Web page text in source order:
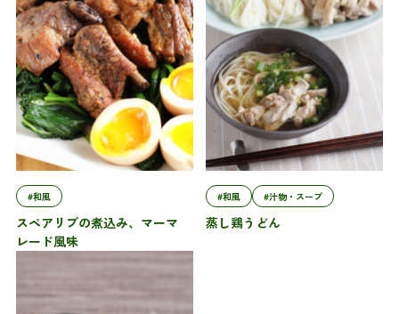
#和風
スペアリブの煮込み、マーマ
レード風味
#和風 #汁物・スープ
蒸し鶏うどん